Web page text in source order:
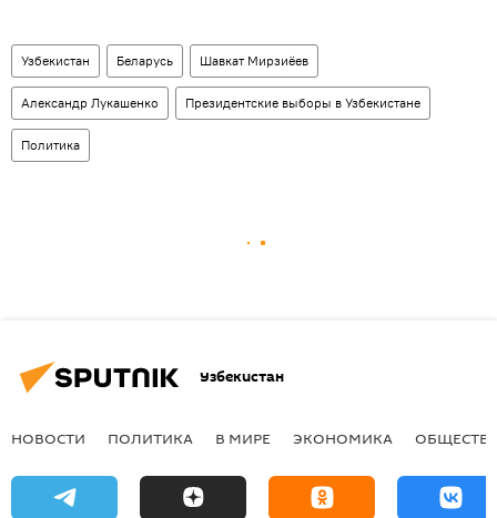
Узбекистан Беларусь Шавкат Мирзиёев
Александр Лукашенко Президентские выборы в Узбекистане
Политика
Узбекистан
НОВОСТИ ПОЛИТИКА В МИРЕ ЭКОНОМИКА